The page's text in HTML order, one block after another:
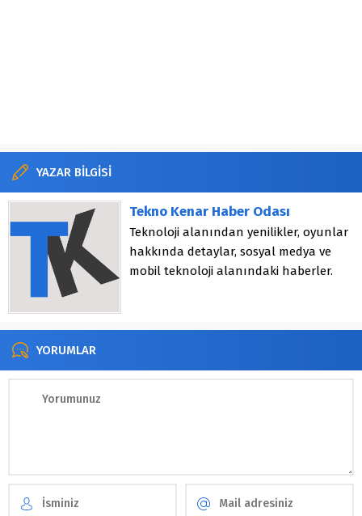
YAZAR BİLGİSİ
Tekno Kenar Haber Odası
Teknoloji alanından yenilikler, oyunlar
hakkında detaylar, sosyal medya ve
mobil teknoloji alanındaki haberler.
YORUMLAR